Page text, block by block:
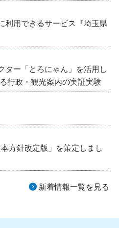
利用できるサービス『埼玉県
ター「とろにゃん」を活用し
行政・観光案内の実証実験
方針改定版」を策定しまし
新着情報一覧を見る